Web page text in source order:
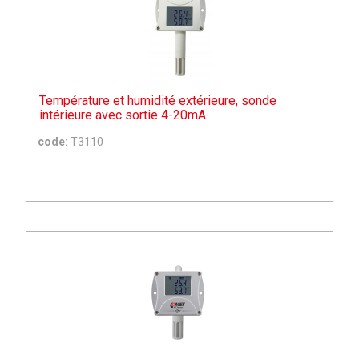
Température et humidité extérieure, sonde
intérieure avec sortie 4-20mA
code: T3110